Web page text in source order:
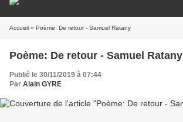
Accueil » Poème: De retour - Samuel Ratany
Poème: De retour - Samuel Ratany
Publié le 30/11/2019 à 07:44
Par Alain GYRE